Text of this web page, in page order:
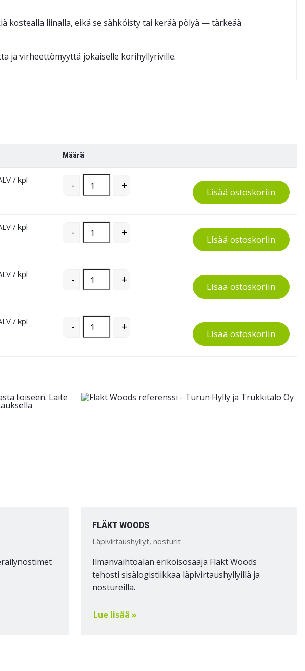
kostealla liinalla, eikä se sähköisty tai kerää pölyä — tärkeää
ja virheettömyyttä jokaiselle korihyllyriville.
Määrä
/ kpl - Suora nimikelista korihyllyyn quantity
+
Lisää ostoskoriin
/ kpl - Suora nimikelista korihyllyyn quantity
+
Lisää ostoskoriin
/ kpl - Suora nimikelista korihyllyyn quantity
+
Lisää ostoskoriin
/ kpl - Suora nimikelista korihyllyyn quantity
+
Lisää ostoskoriin
FLÄKT WOODS
Läpivirtaushyllyt, nosturit
Ilmanvaihtoalan erikoisosaaja Fläkt Woods
tehosti sisälogistiikkaa läpivirtaushyllyillä ja
nostureilla.
Lue lisää »